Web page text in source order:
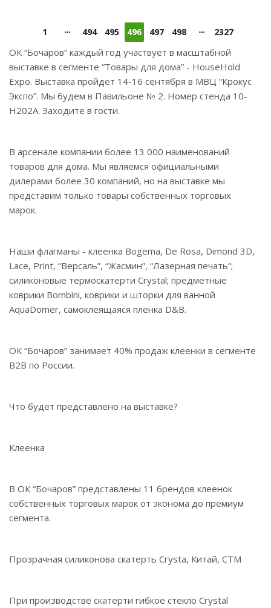
1 494 495 496 497 498 2327
ОК “Бочаров” каждый год участвует в масштабной
выставке в сегменте “Товары для дома” - HouseHold
Expo. Выставка пройдет 14-16 сентября в МВЦ “Крокус
Экспо”. Мы будем в Павильоне № 2. Номер стенда 10-
Н202А. Заходите в гости.
В арсенале компании более 13 000 наименований
товаров для дома. Мы являемся официальными
дилерами более 30 компаний, но на выставке мы
представим только товары собственных торговых
марок.
Наши флагманы - клеенка Bogema, De Rosa, Dimond 3D,
Lace, Print, “Версаль”, “Жасмин”, “Лазерная печать”;
силиконовые термоскатерти Crystal; предметные
коврики Bombini, коврики и шторки для ванной
AquaDomer, самоклеящаяся пленка D&B.
ОК “Бочаров” занимает 40% продаж клеенки в сегменте
B2B по России.
Что будет представлено на выставке?
Клеенка
В ОК “Бочаров” представлены 11 брендов клеенок
собственных торговых марок от эконома до премиум
сегмента.
Прозрачная силиконова скатерть Crysta, Китай, СТМ
При производстве скатерти гибкое стекло Crystal